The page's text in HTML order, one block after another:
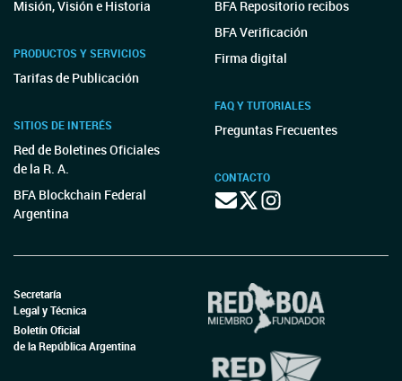
Misión, Visión e Historia
PRODUCTOS Y SERVICIOS
Tarifas de Publicación
SITIOS DE INTERÉS
Red de Boletines Oficiales
de la R. A.
BFA Blockchain Federal
Argentina
BFA Repositorio recibos
BFA Verificación
Firma digital
FAQ Y TUTORIALES
Preguntas Frecuentes
CONTACTO
Secretaría
Legal y Técnica
Boletín Oficial
de la República Argentina